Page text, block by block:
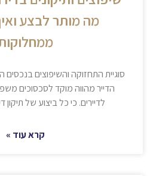
מה מותר לבצע
סוגיית התחזוקה והשיפוצים
הדייר מהווה מוקד לסכסוכים
לדיירים. כי כל ביצוע של
קרא עוד »